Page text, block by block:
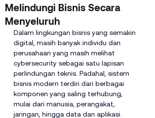
Melindungi Bisnis Secara
Menyeluruh
Dalam lingkungan bisnis yang semakin
digital, masih banyak individu dan
perusahaan yang masih melihat
cybersecurity sebagai satu lapisan
perlindungan teknis. Padahal, sistem
bisnis modern terdiri dari berbagai
komponen yang saling terhubung,
mulai dari manusia, perangakat,
jaringan, hingga data dan aplikasi.